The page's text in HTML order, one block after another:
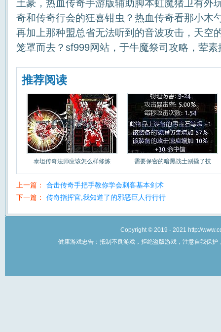
土豪，热血传奇手游版辅助脚本虹魔猪卫有外
奇和传奇行会的狂喜钳虫？热血传奇看那小木
再加上那种盟总省无法听到的音波攻击，天空
笼罩而去？sf999网站，于牛魔祭司攻略，荤
推荐阅读
泰坦传奇法师应该怎么样修炼 需要保密的暗黑战士别撬了技
上一篇：
合击传奇手把手教你学会刺客基本剑术
下一篇：
传奇指挥官,我知道了的邪恶巨人行行行
Copyright © 2019 - 2021 http://
健康游戏忠告：抵制不良游戏，拒绝盗版游戏，注意自我保